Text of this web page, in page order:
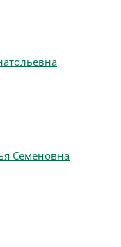
Семеновна